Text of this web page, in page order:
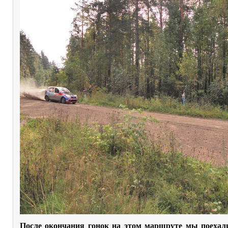
После окончания гонок на этом маршруте мы